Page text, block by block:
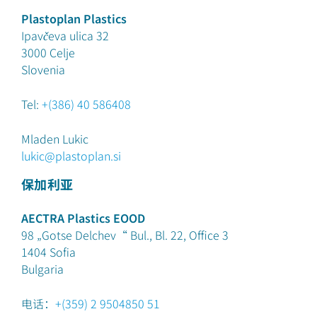
Plastoplan Plastics
Ipavčeva ulica 32
3000 Celje
Slovenia
Tel: +(386) 40 586408
Mladen Lukic
lukic@plastoplan.si
保加利亚
AECTRA Plastics EOOD
98 „Gotse Delchev“ Bul., Bl. 22, Office 3
1404 Sofia
Bulgaria
电话： +(359) 2 9504850 51